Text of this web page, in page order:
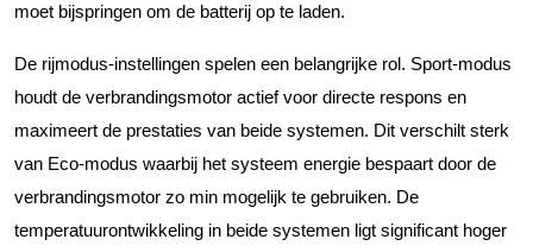
moet bijspringen om de batterij op te laden.
De rijmodus-instellingen spelen een belangrijke rol. Sport-modus
houdt de verbrandingsmotor actief voor directe respons en
maximeert de prestaties van beide systemen. Dit verschilt sterk
van Eco-modus waarbij het systeem energie bespaart door de
verbrandingsmotor zo min mogelijk te gebruiken. De
temperatuurontwikkeling in beide systemen ligt significant hoger